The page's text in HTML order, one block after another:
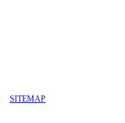
SITEMAP